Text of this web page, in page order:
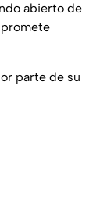
abierto de
parte de su